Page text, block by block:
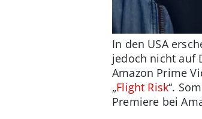
In den USA
jedoch nicht auf
Amazon Prime
„Flight Risk“.
Premiere bei